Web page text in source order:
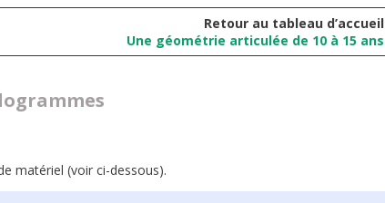
Retour au tableau d’accueil
Une géométrie articulée de 10 à 15 ans
matériel (voir ci-dessous).